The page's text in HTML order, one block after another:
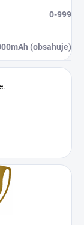
0-999
(obsahuje)